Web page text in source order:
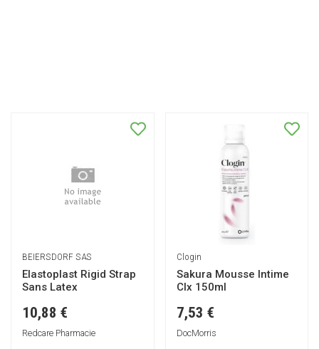
BEIERSDORF SAS
Elastoplast Rigid Strap
Sans Latex
10,88 €
Redcare Pharmacie
Clogin
Sakura Mousse Intime
Clx 150ml
7,53 €
DocMorris